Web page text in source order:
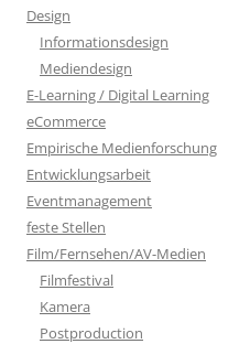
Design
Informationsdesign
Mediendesign
E-Learning / Digital Learning
eCommerce
Empirische Medienforschung
Entwicklungsarbeit
Eventmanagement
feste Stellen
Film/Fernsehen/AV-Medien
Filmfestival
Kamera
Postproduction